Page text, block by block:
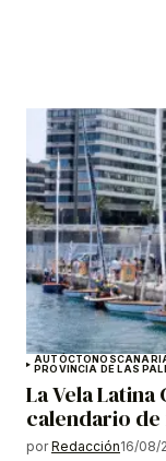
AUTÓCTONOS
PROVINCIA DE LAS
La Vela
calendario
por Redacción16/08/